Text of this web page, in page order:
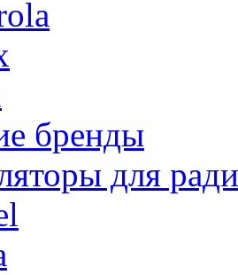
бренды
для